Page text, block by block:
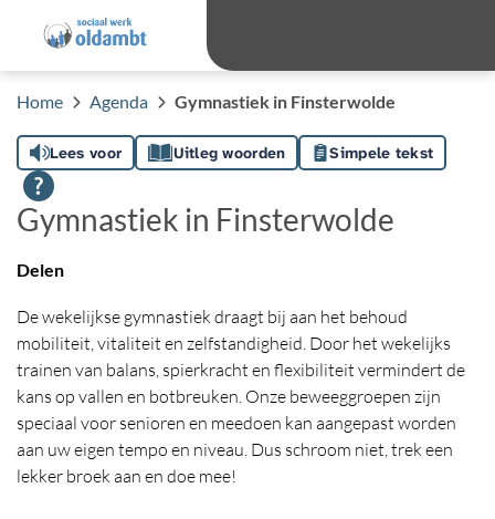
Home Agenda Gymnastiek in Finsterwolde
Lees voor Uitleg woorden Simpele tekst
Gymnastiek in Finsterwolde
Delen
De wekelijkse gymnastiek draagt bij aan het behoud
mobiliteit, vitaliteit en zelfstandigheid. Door het wekelijks
trainen van balans, spierkracht en flexibiliteit vermindert de
kans op vallen en botbreuken. Onze beweeggroepen zijn
speciaal voor senioren en meedoen kan aangepast worden
aan uw eigen tempo en niveau. Dus schroom niet, trek een
lekker broek aan en doe mee!